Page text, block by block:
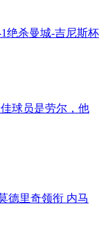
绝杀曼城-吉尼斯杯
球员是劳尔，他
德里奇领衔 内马